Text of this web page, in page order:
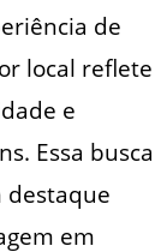
de
local reflete
e
Essa busca
destaque
em